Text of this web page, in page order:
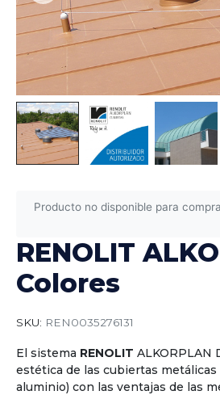
Producto no disponible para
RENOLIT
Colores
SKU: REN0035276131
El sistema RENOLIT ALKORPLAN
estética de las cubiertas metálicas
aluminio) con las ventajas de las